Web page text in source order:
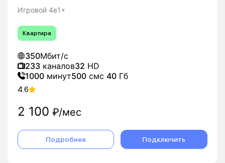
Игровой 4в1+
Квартира
350Мбит/с
233 каналов32 HD
1000 минут500 смс 40 Гб
4.6
2 100 ₽/мес
Подробнее Подключить